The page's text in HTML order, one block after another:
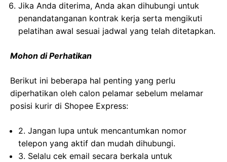
Jika Anda diterima, Anda akan dihubungi untuk
penandatanganan kontrak kerja serta mengikuti
pelatihan awal sesuai jadwal yang telah ditetapkan.
Mohon di Perhatikan
Berikut ini beberapa hal penting yang perlu
diperhatikan oleh calon pelamar sebelum melamar
posisi kurir di Shopee Express:
2. Jangan lupa untuk mencantumkan nomor
telepon yang aktif dan mudah dihubungi.
3. Selalu cek email secara berkala untuk